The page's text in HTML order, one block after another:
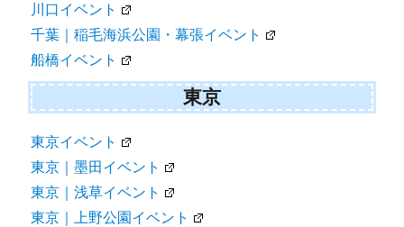
川口イベント
千葉｜稲毛海浜公園・幕張イベント
船橋イベント
東京
東京イベント
東京｜墨田イベント
東京｜浅草イベント
東京｜上野公園イベント